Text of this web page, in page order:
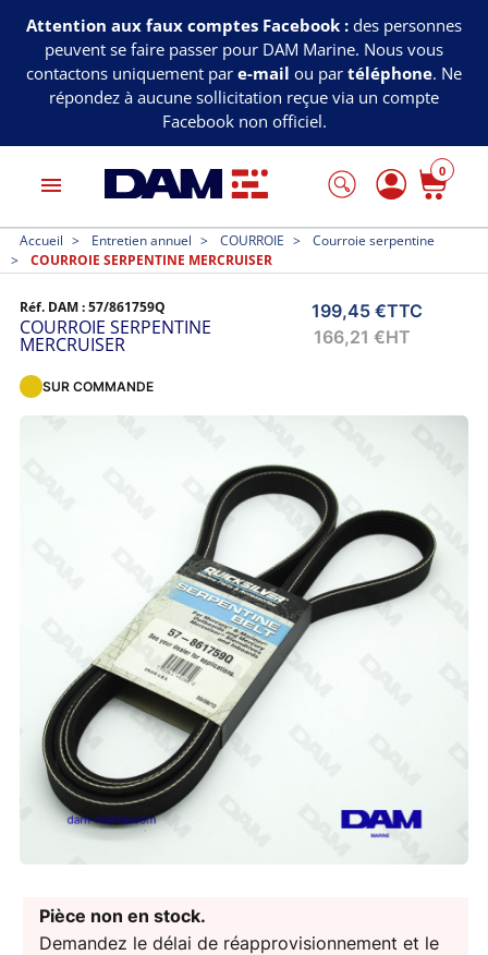
Attention aux faux comptes Facebook : des personnes
peuvent se faire passer pour DAM Marine. Nous vous
contactons uniquement par e-mail ou par téléphone. Ne
répondez à aucune sollicitation reçue via un compte
Facebook non officiel.
menu
0
Accueil Entretien annuel COURROIE
Courroie serpentine
COURROIE SERPENTINE MERCRUISER
Réf. DAM :57/861759Q
COURROIE SERPENTINE
MERCRUISER
199,45 €TTC
166,21 €HT
SUR COMMANDE
Pièce non en stock.
Demandez le délai de réapprovisionnement et le